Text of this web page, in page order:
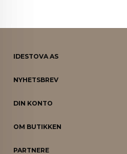
IDESTOVA AS
NYHETSBREV
DIN KONTO
OM BUTIKKEN
PARTNERE